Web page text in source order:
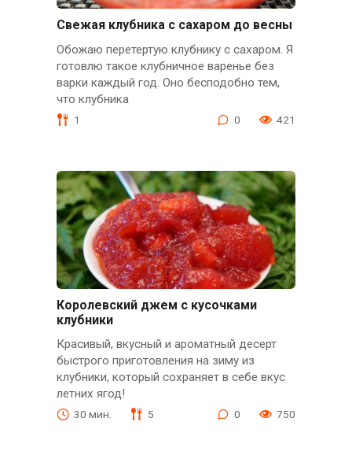
Свежая клубника с сахаром до весны
Обожаю перетертую клубнику с сахаром. Я
готовлю такое клубничное варенье без
варки каждый год. Оно бесподобно тем,
что клубника
1 0 421
Королевский джем с кусочками
клубники
Красивый, вкусный и ароматный десерт
быстрого приготовления на зиму из
клубники, который сохраняет в себе вкус
летних ягод!
30 мин. 5 0 750